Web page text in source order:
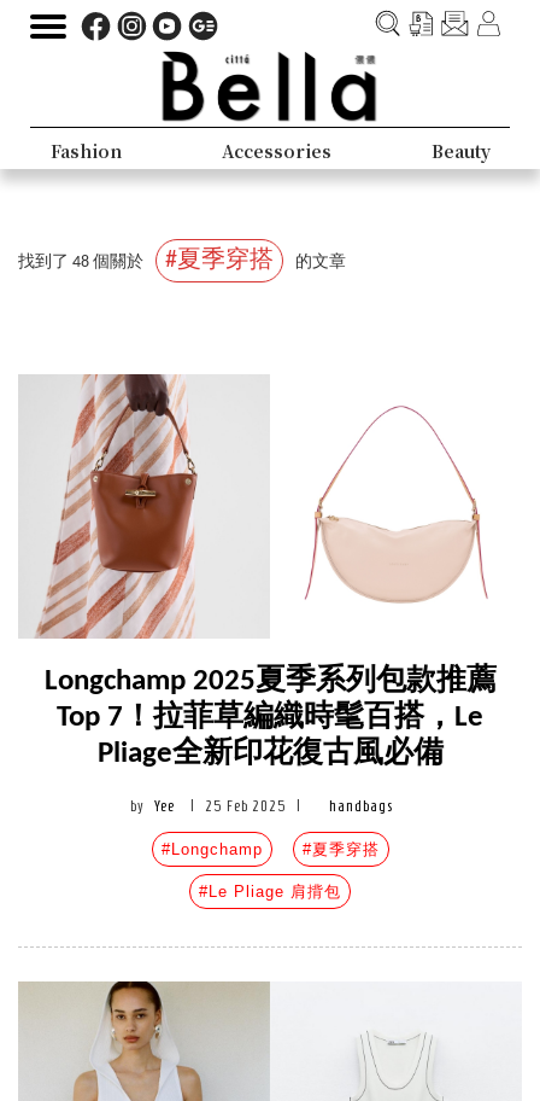
Fashion Accessories Beauty
找到了 48 個關於 #夏季穿搭 的文章
Longchamp 2025夏季系列包款推薦
Top 7！拉菲草編織時髦百搭，Le
Pliage全新印花復古風必備
by Yee 25 Feb 2025 handbags
#Longchamp #夏季穿搭
#Le Pliage 肩揹包